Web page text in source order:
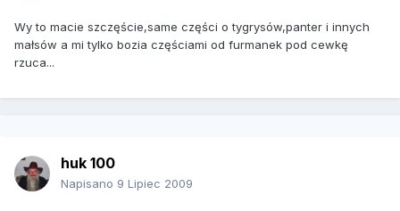
Wy to macie szczęście,same części o tygrysów,panter i innych
małsów a mi tylko bozia częściami od furmanek pod cewkę
rzuca...
huk 100
Napisano 9 Lipiec 2009